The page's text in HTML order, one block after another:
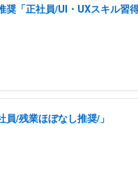
「正社員/UI・UXスキル習得
/残業ほぼなし推奨/」